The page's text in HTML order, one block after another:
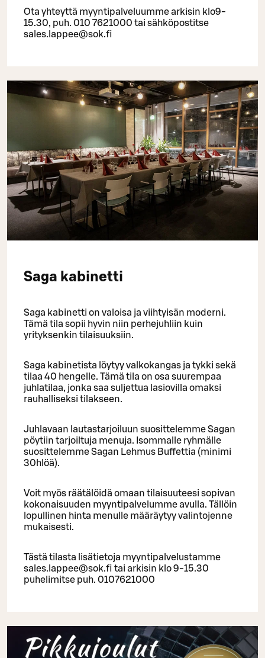
Ota yhteyttä myyntipalveluumme arkisin klo9-
15.30, puh. 010 7621000 tai sähköpostitse
sales.lappee@sok.fi
Saga kabinetti
Saga kabinetti on valoisa ja viihtyisän moderni.
Tämä tila sopii hyvin niin perhejuhliin kuin
yrityksenkin tilaisuuksiin.
Saga kabinetista löytyy valkokangas ja tykki sekä
tilaa 40 hengelle. Tämä tila on osa suurempaa
juhlatilaa, jonka saa suljettua lasiovilla omaksi
rauhalliseksi tilakseen.
Juhlavaan lautastarjoiluun suosittelemme Sagan
pöytiin tarjoiltuja menuja. Isommalle ryhmälle
suosittelemme Sagan Lehmus Buffettia (minimi
30hlöä).
Voit myös räätälöidä omaan tilaisuuteesi sopivan
kokonaisuuden myyntipalvelumme avulla. Tällöin
lopullinen hinta menulle määräytyy valintojenne
mukaisesti.
Tästä tilasta lisätietoja myyntipalvelustamme
sales.lappee@sok.fi tai arkisin klo 9-15.30
puhelimitse puh. 0107621000